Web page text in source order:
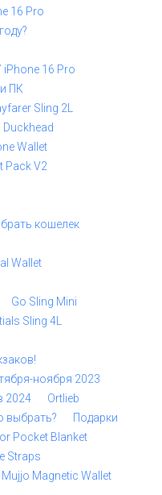
16 Pro
16 Pro
ПК
Sling 2L
Duckhead
Wallet
Pack V2
кошелек
Wallet
Go Sling Mini
Sling 4L
ноября 2023
2024
Ortlieb
выбрать?
Подарки
Pocket Blanket
Straps
Mujjo Magnetic Wallet